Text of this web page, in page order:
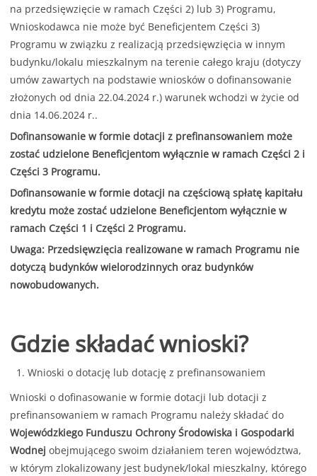
na przedsięwzięcie w ramach Części 2) lub 3) Programu,
Wnioskodawca nie może być Beneficjentem Części 3)
Programu w związku z realizacją przedsięwzięcia w innym
budynku/lokalu mieszkalnym na terenie całego kraju (dotyczy
umów zawartych na podstawie wniosków o dofinansowanie
złożonych od dnia 22.04.2024 r.) warunek wchodzi w życie od
dnia 14.06.2024 r..
Dofinansowanie w formie dotacji z prefinansowaniem może
zostać udzielone Beneficjentom wyłącznie w ramach Części 2 i
Części 3 Programu.
Dofinansowanie w formie dotacji na częściową spłatę kapitału
kredytu może zostać udzielone Beneficjentom wyłącznie w
ramach Części 1 i Części 2 Programu.
Uwaga: Przedsięwzięcia realizowane w ramach Programu nie
dotyczą budynków wielorodzinnych oraz budynków
nowobudowanych.
Gdzie składać wnioski?
Wnioski o dotację lub dotację z prefinansowaniem
Wnioski o dofinasowanie w formie dotacji lub dotacji z
prefinansowaniem w ramach Programu należy składać do
Wojewódzkiego Funduszu Ochrony Środowiska i Gospodarki
Wodnej obejmującego swoim działaniem teren województwa,
w którym zlokalizowany jest budynek/lokal mieszkalny, którego